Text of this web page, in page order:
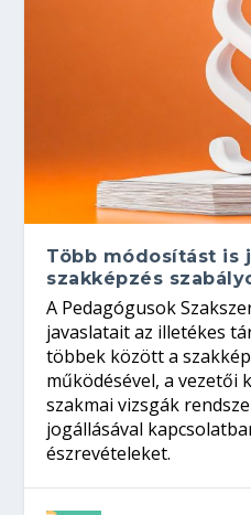
Több módosítást is
szakképzés
A Pedagógusok
javaslatait az illetékes
többek között a
működésével, a vezetői
szakmai vizsgák
jogállásával
észrevételeket.